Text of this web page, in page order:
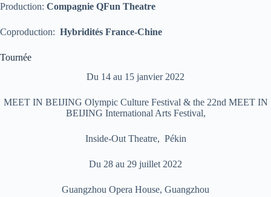
Production: Compagnie QFun Theatre
Coproduction: Hybridités France-Chine
Tournée
Du 14 au 15 janvier 2022
MEET IN BEIJING Olympic Culture Festival & the 22nd MEET IN
BEIJING International Arts Festival,
Inside-Out Theatre, Pékin
Du 28 au 29 juillet 2022
Guangzhou Opera House, Guangzhou